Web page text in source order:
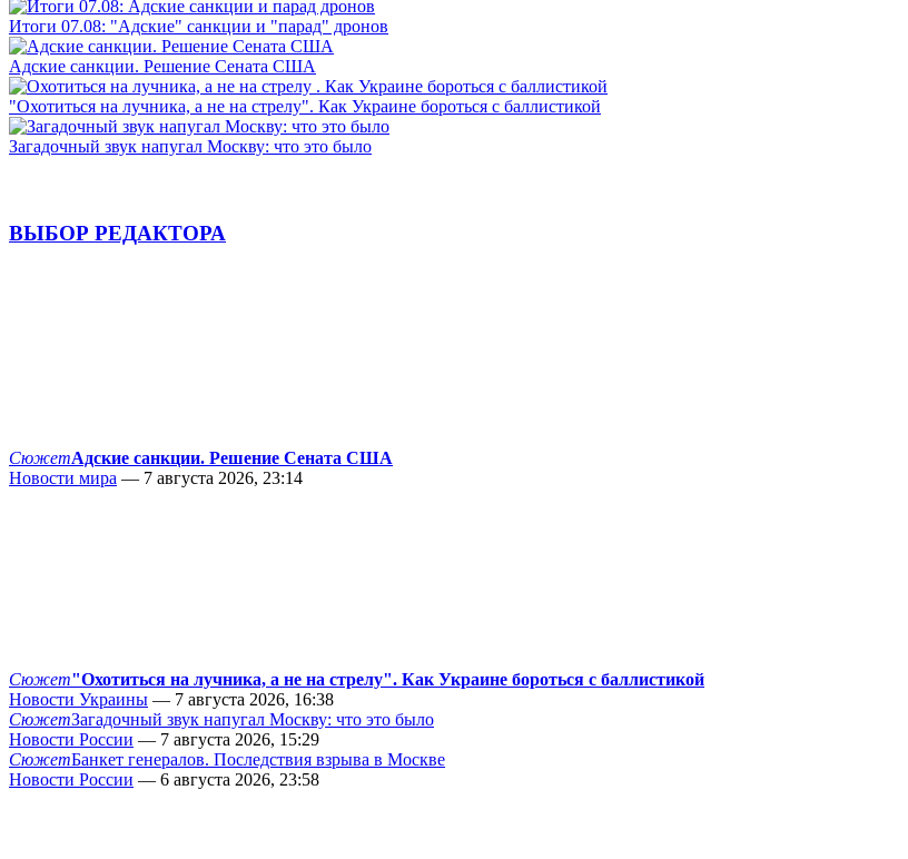
Итоги 07.08: "Адские" санкции и "парад" дронов
Адские санкции. Решение Сената США
"Охотиться на лучника, а не на стрелу". Как Украине бороться с баллистикой
Загадочный звук напугал Москву: что это было
ВЫБОР РЕДАКТОРА
СюжетАдские санкции. Решение Сената США
Новости мира — 7 августа 2026, 23:14
Сюжет"Охотиться на лучника, а не на стрелу". Как Украине бороться с баллистикой
Новости Украины — 7 августа 2026, 16:38
СюжетЗагадочный звук напугал Москву: что это было
Новости России — 7 августа 2026, 15:29
СюжетБанкет генералов. Последствия взрыва в Москве
Новости России — 6 августа 2026, 23:58